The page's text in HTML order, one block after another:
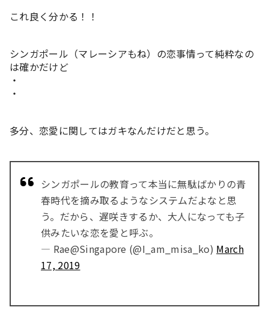
これ良く分かる！！
シンガポール（マレーシアもね）の恋事情って純粋なの
は確かだけど
・
・
多分、恋愛に関してはガキなんだけだと思う。
シンガポールの教育って本当に無駄ばかりの青
春時代を摘み取るようなシステムだよなと思
う。だから、遅咲きするか、大人になっても子
供みたいな恋を愛と呼ぶ。
— Rae@Singapore (@I_am_misa_ko) March
17, 2019